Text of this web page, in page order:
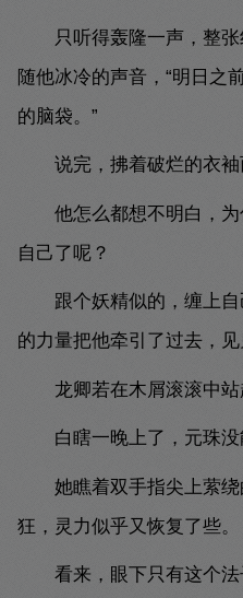
只听得轰隆一声，整
随他冰冷的声音，“明日之
的脑袋。”
说完，拂着破烂的衣袖
他怎么都想不明白，
自己了呢？
跟个妖精似的，缠上
的力量把他牵引了过去，见
龙卿若在木屑滚滚中站
白瞎一晚上了，元珠没
她瞧着双手指尖上萦
狂，灵力似乎又恢复了些。
看来，眼下只有这个法